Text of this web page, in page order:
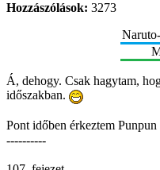
Hozzászólások: 3273
Á, dehogy. Csak hagytam,
időszakban.
Pont időben érkeztem Punpun
----------